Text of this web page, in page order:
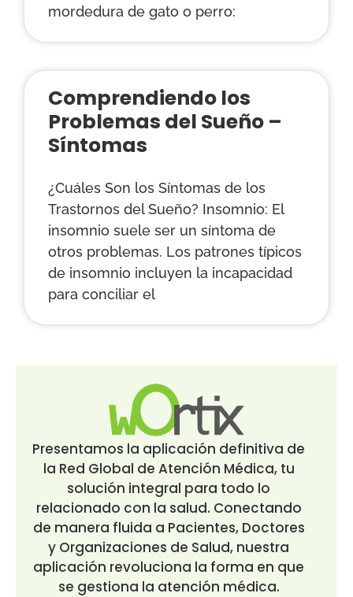
mordedura de gato o perro:
Comprendiendo los
Problemas del Sueño –
Síntomas
¿Cuáles Son los Síntomas de los
Trastornos del Sueño? Insomnio: El
insomnio suele ser un síntoma de
otros problemas. Los patrones típicos
de insomnio incluyen la incapacidad
para conciliar el
Presentamos la aplicación definitiva de
la Red Global de Atención Médica, tu
solución integral para todo lo
relacionado con la salud. Conectando
de manera fluida a Pacientes, Doctores
y Organizaciones de Salud, nuestra
aplicación revoluciona la forma en que
se gestiona la atención médica.